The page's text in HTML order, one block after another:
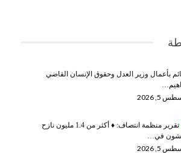
بأعمال وزير العدل وحقوق الإنسان القاضي
5, 2026
تقرير منظمة انتصاف: ♦️
أكثر من 1.4 مليون نازح
في…
5, 2026